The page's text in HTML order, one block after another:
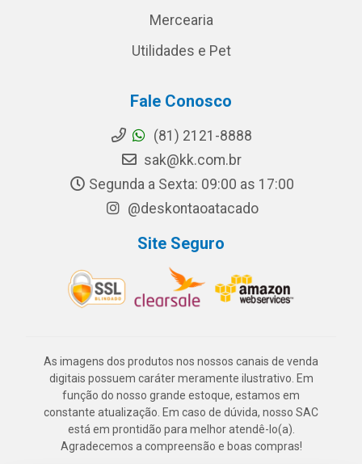
Mercearia
Utilidades e Pet
Fale Conosco
(81) 2121-8888
sak@kk.com.br
Segunda a Sexta: 09:00 as 17:00
@deskontaoatacado
Site Seguro
As imagens dos produtos nos nossos canais de venda
digitais possuem caráter meramente ilustrativo. Em
função do nosso grande estoque, estamos em
constante atualização. Em caso de dúvida, nosso SAC
está em prontidão para melhor atendê-lo(a).
Agradecemos a compreensão e boas compras!